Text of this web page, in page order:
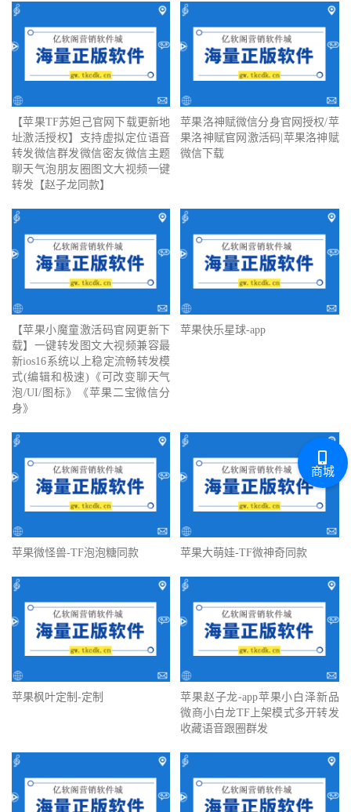
【苹果TF苏妲己官网下载更新地
址激活授权】支持虚拟定位语音
转发微信群发微信密友微信主题
聊天气泡朋友圈图文大视频一键
转发【赵子龙同款】
苹果洛神赋微信分身官网授权/苹
果洛神赋官网激活码|苹果洛神赋
微信下载
【苹果小魔童激活码官网更新下
载】一键转发图文大视频兼容最
新ios16系统以上稳定流畅转发模
式(编辑和极速)《可改变聊天气
泡/UI/图标》《苹果二宝微信分
身》
苹果快乐星球-app
苹果微怪兽-TF泡泡糖同款 苹果大萌娃-TF微神奇同款
苹果枫叶定制-定制
苹果赵子龙-app苹果小白泽新品
微商小白龙TF上架模式多开转发
收藏语音跟圈群发
商城